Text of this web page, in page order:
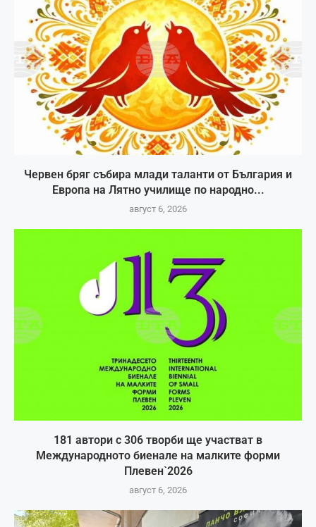
Червен бряг събира млади таланти от България и
Европа на Лятно училище по народно...
август 6, 2026
181 автори с 306 творби ще участват в
Международното биенале на малките форми
Плевен`2026
август 6, 2026